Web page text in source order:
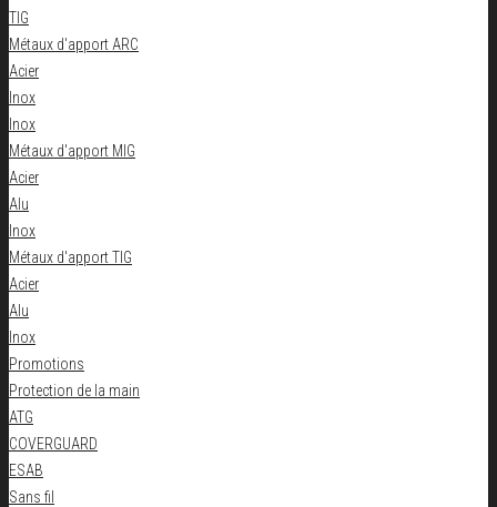
TIG
Métaux d'apport ARC
Acier
Inox
Inox
Métaux d'apport MIG
Acier
Alu
Inox
Métaux d'apport TIG
Acier
Alu
Inox
Promotions
Protection de la main
ATG
COVERGUARD
ESAB
Sans fil